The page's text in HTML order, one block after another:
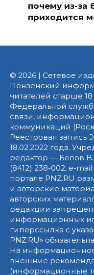
почему из-за
приходится
© 2026 | Сетевое
Пензенский
читателей старше
Федеральной
связи,
коммуникаций
Реестровая запись
18.02.2022 года.
редактор — Белов
(8412) 238-002, e-
портале PNZ.RU
и авторские
авторских
редакции
информационных
гиперссылка с
PNZ.RU»
На
внешние
(информационные